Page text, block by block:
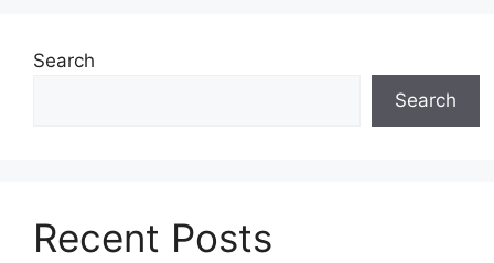
Search
Search
Recent Posts